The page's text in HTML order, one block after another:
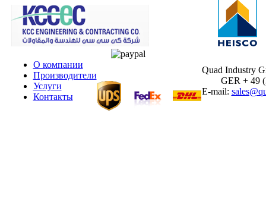
О компании
Производители
Услуги
Контакты
Quad Industry
GER + 49
E-mail: